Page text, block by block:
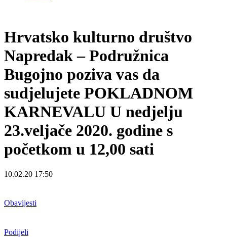
Hrvatsko kulturno društvo
Napredak – Podružnica
Bugojno poziva vas da
sudjelujete POKLADNOM
KARNEVALU U nedjelju
23.veljače 2020. godine s
početkom u 12,00 sati
10.02.20 17:50
Obavijesti
Podijeli